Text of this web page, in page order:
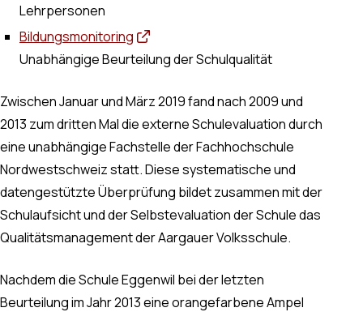
Lehrpersonen
Bildungsmonitoring
Unabhängige Beurteilung der Schulqualität
Zwischen Januar und März 2019 fand nach 2009 und
2013 zum dritten Mal die externe Schulevaluation durch
eine unabhängige Fachstelle der Fachhochschule
Nordwestschweiz statt. Diese systematische und
datengestützte Überprüfung bildet zusammen mit der
Schulaufsicht und der Selbstevaluation der Schule das
Qualitätsmanagement der Aargauer Volksschule.
Nachdem die Schule Eggenwil bei der letzten
Beurteilung im Jahr 2013 eine orangefarbene Ampel